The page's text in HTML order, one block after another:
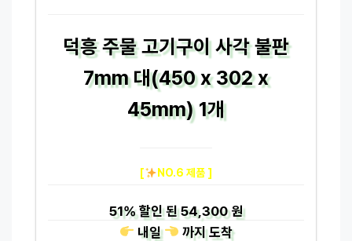
덕흥 주물 고기구이 사각 불판
7mm 대(450 x 302 x
45mm) 1개
[ NO.6 제품 ]
51%할인 된54,300 원
내일
까지도착